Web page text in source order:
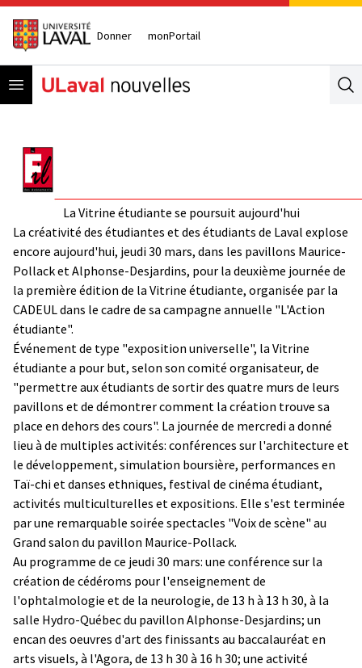
Donner monPortail
Open menu
La Vitrine étudiante se poursuit aujourd'hui
La créativité des étudiantes et des étudiants de Laval explose
encore aujourd'hui, jeudi 30 mars, dans les pavillons Maurice-
Pollack et Alphonse-Desjardins, pour la deuxième journée de
la première édition de la Vitrine étudiante, organisée par la
CADEUL dans le cadre de sa campagne annuelle "L'Action
étudiante".
Événement de type "exposition universelle", la Vitrine
étudiante a pour but, selon son comité organisateur, de
"permettre aux étudiants de sortir des quatre murs de leurs
pavillons et de démontrer comment la création trouve sa
place en dehors des cours". La journée de mercredi a donné
lieu à de multiples activités: conférences sur l'architecture et
le développement, simulation boursière, performances en
Taï-chi et danses ethniques, festival de cinéma étudiant,
activités multiculturelles et expositions. Elle s'est terminée
par une remarquable soirée spectacles "Voix de scène" au
Grand salon du pavillon Maurice-Pollack.
Au programme de ce jeudi 30 mars: une conférence sur la
création de cédéroms pour l'enseignement de
l'ophtalmologie et de la neurologie, de 13 h à 13 h 30, à la
salle Hydro-Québec du pavillon Alphonse-Desjardins; un
encan des oeuvres d'art des finissants au baccalauréat en
arts visuels, à l'Agora, de 13 h 30 à 16 h 30; une activité